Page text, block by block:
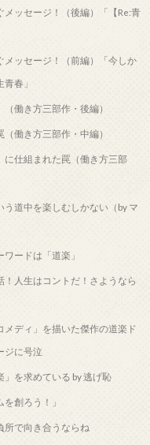
ッセージ！（後編）「【Re:青
ッセージ！（前編）「今しか
春」
働き方三部作・後編）
働き方三部作・中編）
に仕組まれた罠（働き方三部
道中を楽しむしかない（by マ
ードは「道楽」
！人生はコントだ！さようなら
ディ」を描いた傑作の道楽ド
ジに号泣
を求めている by 逃げ恥
創ろう！」
所で向き合うならね